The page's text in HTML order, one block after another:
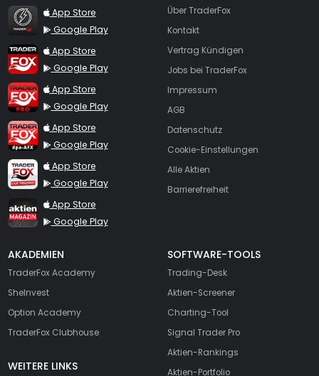
TraderFox Flash
App Store
Google Play
TraderFox App
App Store
Google Play
TraderFox Pro
App Store
Google Play
TraderFox dpa-AFX ProFeed
App Store
Google Play
TraderFox Live Trading
App Store
Google Play
TraderFox aktien Magazin
App Store
Google Play
Über TraderFox
Kontakt
Vertrag Kündigen
Jobs bei TraderFox
Impressum
AGB
Datenschutz
Cookie-Einstellungen
Alle Aktien
Barrierefreiheit
AKADEMIEN
TraderFox Academy
SheInvest
Option Academy
TraderFox Clubhouse
WEITERE LINKS
SOFTWARE-TOOLS
Trading-Desk
Aktien-Screener
Charting-Tool
Signal Trader Pro
Aktien-Rankings
Aktien-Portfolio